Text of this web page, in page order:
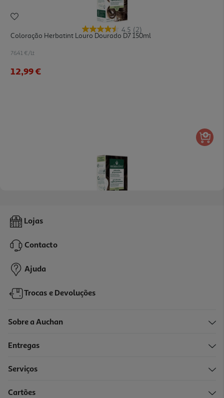
4.5 (2)
Coloração Herbatint Louro Dourado D7 150ml
76.41 €/Lt
12,99 €
Coloração Herbatint Castanho N4 150ml
12,99 €
Lojas
Contacto
Ajuda
Trocas e Devoluções
Sobre a Auchan
Entregas
Serviços
Cartões